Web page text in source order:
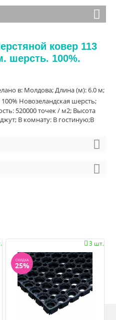
ковер 113
шерсть. 100%.
в: Молдова; Длина (м): 6.0 м;
Новозеландская шерсть;
520000 точек / м2; Высота
В комнату: В гостиную;В
3 шт.

СКИДКА
25%